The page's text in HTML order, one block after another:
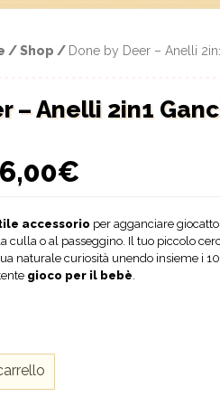
/Shop / Done by Deer – Anelli
– Anelli 2in1
6,00€
è:
6,00€.
accessorio per agganciare
culla o al passeggino. Il tuo piccolo
naturale curiosità unendo insieme i
gioco per il bebè